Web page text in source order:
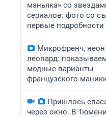
маньяка» со
сериалов: фото со
первые подробности
Микрофренч, неон
леопард:
модные варианты
французского
Пришлось
через окно. В Тюмени